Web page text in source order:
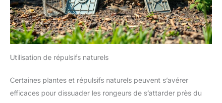
Utilisation de répulsifs naturels
Certaines plantes et répulsifs naturels peuvent s’avérer
efficaces pour dissuader les rongeurs de s’attarder près du